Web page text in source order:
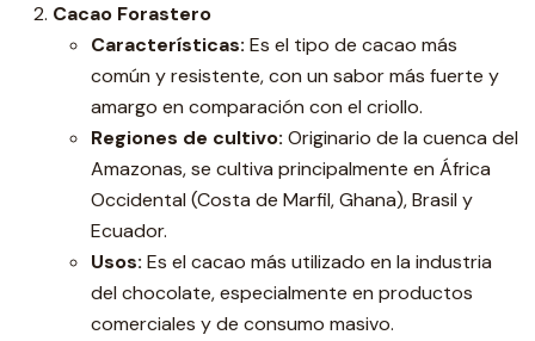
Cacao Forastero
Características: Es el tipo de cacao más
común y resistente, con un sabor más fuerte y
amargo en comparación con el criollo.
Regiones de cultivo: Originario de la cuenca del
Amazonas, se cultiva principalmente en África
Occidental (Costa de Marfil, Ghana), Brasil y
Ecuador.
Usos: Es el cacao más utilizado en la industria
del chocolate, especialmente en productos
comerciales y de consumo masivo.